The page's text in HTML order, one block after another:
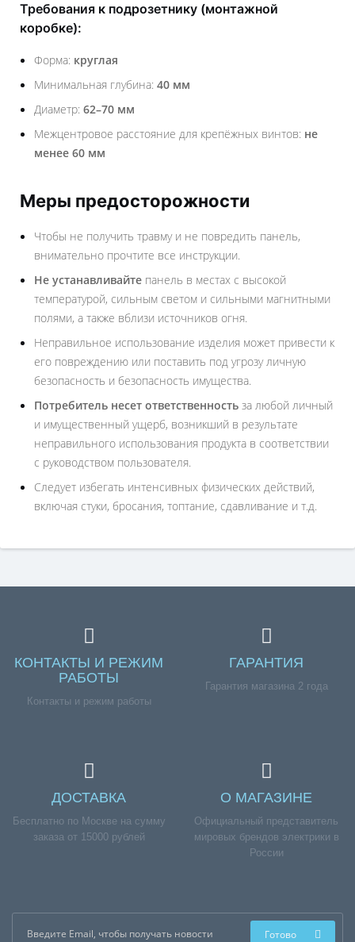
Требования к подрозетнику (монтажной
коробке):
Форма: круглая
Минимальная глубина: 40 мм
Диаметр: 62–70 мм
Межцентровое расстояние для крепёжных винтов: не
менее 60 мм
Меры предосторожности
Чтобы не получить травму и не повредить панель,
внимательно прочтите все инструкции.
Не устанавливайте панель в местах с высокой
температурой, сильным светом и сильными магнитными
полями, а также вблизи источников огня.
Неправильное использование изделия может привести к
его повреждению или поставить под угрозу личную
безопасность и безопасность имущества.
Потребитель несет ответственность за любой личный
и имущественный ущерб, возникший в результате
неправильного использования продукта в соответствии
с руководством пользователя.
Следует избегать интенсивных физических действий,
включая стуки, бросания, топтание, сдавливание и т.д.
КОНТАКТЫ И РЕЖИМ
РАБОТЫ
Контакты и режим работы
ГАРАНТИЯ
Гарантия магазина 2 года
ДОСТАВКА
Бесплатно по Москве на сумму
заказа от 15000 рублей
О МАГАЗИНЕ
Официальный представитель
мировых брендов электрики в
России
Готово